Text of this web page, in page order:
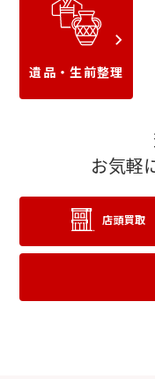
18金(K18)
遺品・生前整理
お気軽
店頭買取